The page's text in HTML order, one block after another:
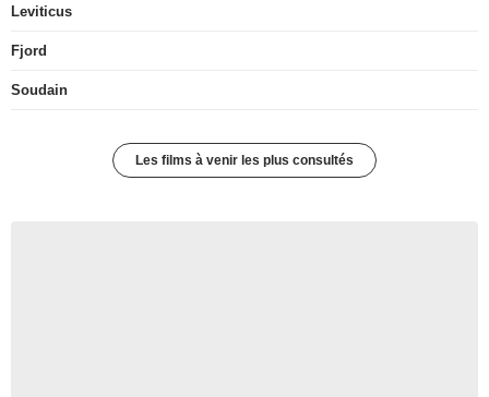
Leviticus
Fjord
Soudain
Les films à venir les plus consultés